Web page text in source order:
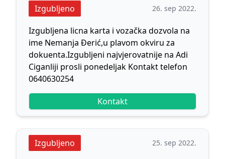
Izgubljeno 26. sep 2022.
Izgubljena licna karta i vozačka dozvola na
ime Nemanja Đerić,u plavom okviru za
dokuenta.Izgubljeni najvjerovatnije na Adi
Ciganliji prosli ponedeljak Kontakt telefon
0640630254
Kontakt
Izgubljeno 25. sep 2022.